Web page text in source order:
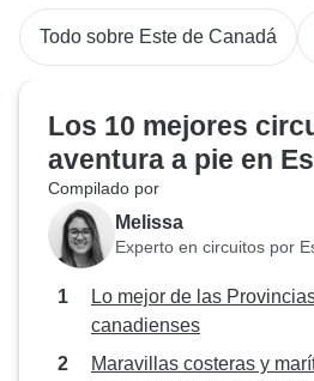
Todo sobre Este de Canadá
Los 10 mejores
aventura a pie en
Compilado por
Melissa
Experto en circuitos por
Lo mejor de las
canadienses
Maravillas costeras y